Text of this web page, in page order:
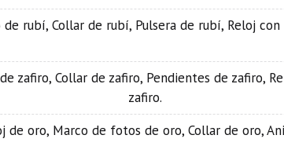
rubí, Collar de rubí, Pulsera de rubí, Reloj
zafiro, Collar de zafiro, Pendientes de zafiro,
zafiro.
de oro, Marco de fotos de oro, Collar de oro,